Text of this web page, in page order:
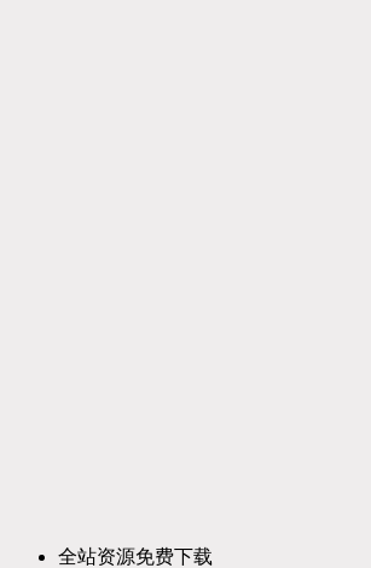
全站资源免费下载